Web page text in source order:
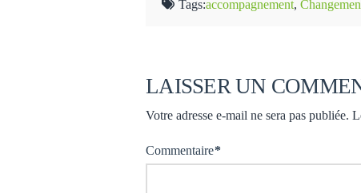
Tags:accompagnement,
LAISSER UN
Votre adresse e-mail ne sera pas publiée.
Commentaire*